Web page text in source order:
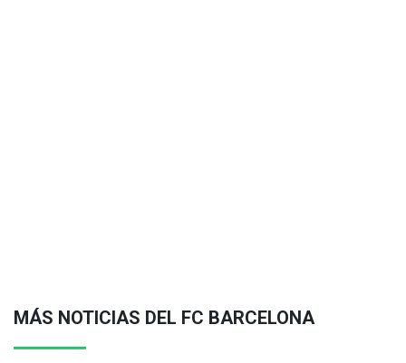
MÁS NOTICIAS DEL FC BARCELONA